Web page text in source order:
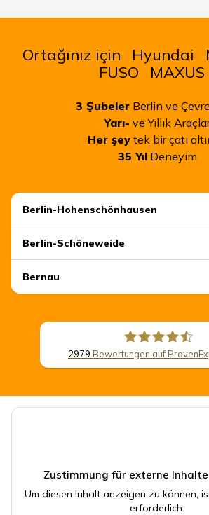
Ortağınız için Hyundai
FUSO
MAXUS
3 Şubeler Berlin ve
Yarı- ve Yıllık
Her şey tek bir çatı
35 Yıl Deneyim
Berlin-Hohenschönhausen
Berlin-Schöneweide
Bernau
2979 Bewertungen auf
Zustimmung für externe
Um diesen Inhalt anzeigen zu können,
erforderlich.